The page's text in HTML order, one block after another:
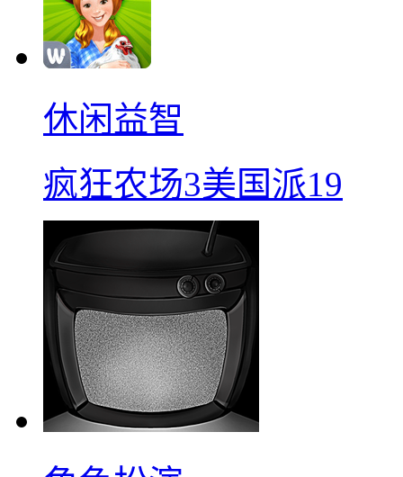
休闲益智
疯狂农场3美国派19